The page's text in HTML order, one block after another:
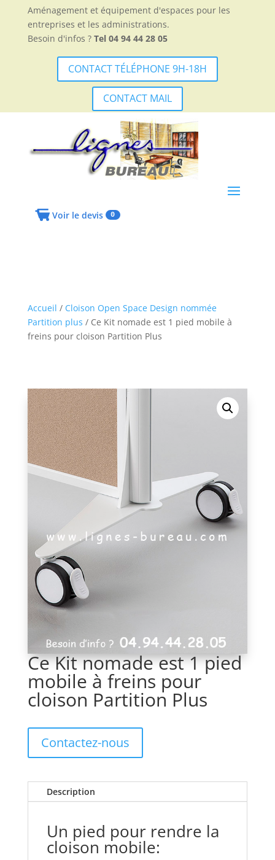
Aménagement et équipement d'espaces pour les
entreprises et les administrations.
Besoin d'infos ? Tel 04 94 44 28 05
CONTACT TÉLÉPHONE 9H-18H
CONTACT MAIL
Voir le devis 0
Accueil / Cloison Open Space Design nommée
Partition plus / Ce Kit nomade est 1 pied mobile à
freins pour cloison Partition Plus
Ce Kit nomade est 1 pied
mobile à freins pour
cloison Partition Plus
Contactez-nous
Description
Un pied pour rendre la
cloison mobile: